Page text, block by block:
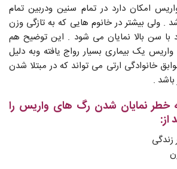
امکان دارد در تمام سنین ودربین تمام
. ولی بیشتر در خانوم هایی که به تازگی وزن
با سن بالا نمایان می شود . این توضیح هم
یک بیماری بسیار رواج یافته وبه دلیل
خانوادگی ارتی می تواند که در مبتلا شدن
.
خطر نمایان شدن رگ های واریس را
از: